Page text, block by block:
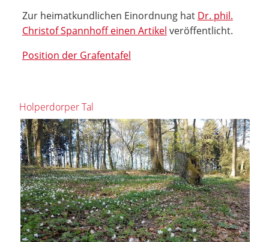
Zur heimatkundlichen Einordnung hat Dr. phil.
Christof Spannhoff einen Artikel veröffentlicht.
Position der Grafentafel
Holperdorper Tal